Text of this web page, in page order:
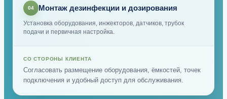
04 Монтаж дезинфекции и дозирования
Установка оборудования, инжекторов, датчиков, трубок
подачи и первичная настройка.
СО СТОРОНЫ КЛИЕНТА
Согласовать размещение оборудования, ёмкостей, точек
подключения и удобный доступ для обслуживания.